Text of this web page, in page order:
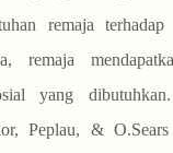
remaja
remaja
yang
Peplau, &